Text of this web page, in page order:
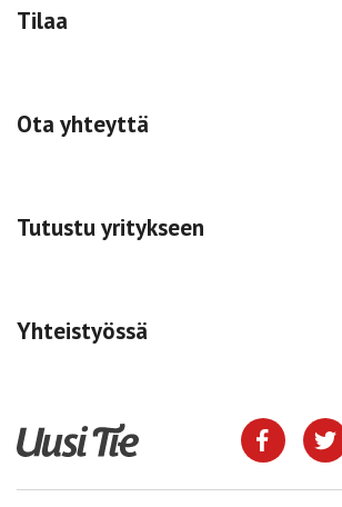
Tilaa
Ota yhteyttä
Tutustu yritykseen
Yhteistyössä